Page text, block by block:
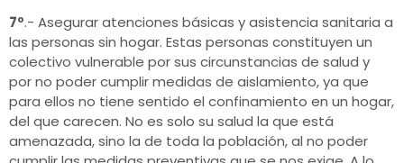
7º.- Asegurar atenciones básicas y asistencia sanitaria a
las personas sin hogar. Estas personas constituyen un
colectivo vulnerable por sus circunstancias de salud y
por no poder cumplir medidas de aislamiento, ya que
para ellos no tiene sentido el confinamiento en un hogar,
del que carecen. No es solo su salud la que está
amenazada, sino la de toda la población, al no poder